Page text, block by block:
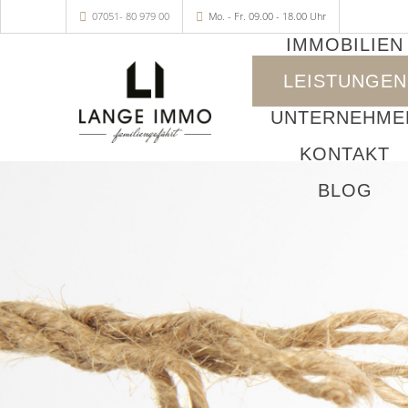
07051- 80 979 00 Mo. - Fr. 09.00 - 18.00 Uhr
IMMOBILIEN
LEISTUNGEN
KONTAKT
BLOG